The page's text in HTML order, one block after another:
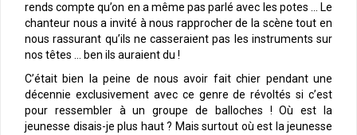
rends compte qu’on en a même pas parlé avec les potes … Le
chanteur nous a invité à nous rapprocher de la scène tout en
nous rassurant qu’ils ne casseraient pas les instruments sur
nos têtes … ben ils auraient du !
C’était bien la peine de nous avoir fait chier pendant une
décennie exclusivement avec ce genre de révoltés si c’est
pour ressembler à un groupe de balloches ! Où est la
jeunesse disais-je plus haut ? Mais surtout où est la jeunesse